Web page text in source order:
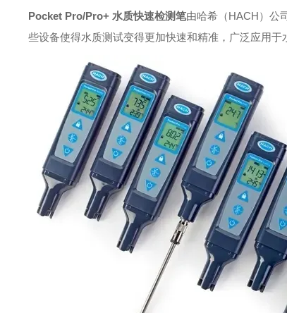
Pocket Pro/Pro+ 水质快速检测笔由哈希（HACH）公
些设备使得水质测试变得更加快速和精准，广泛应用